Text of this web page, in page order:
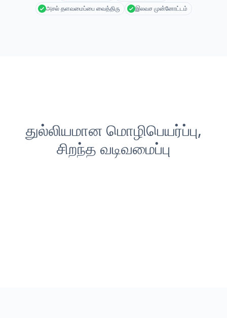
அசல் தளவமைப்பை வைத்திரு
இலவச முன்னோட்டம்
துல்லியமான மொழிபெயர்ப்பு,
சிறந்த வடிவமைப்பு